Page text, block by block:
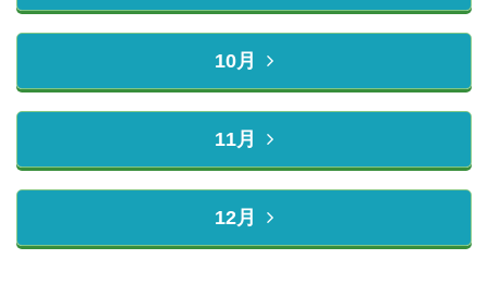
10月
11月
12月